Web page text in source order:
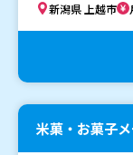
新潟県 上越市
米菓・お菓子